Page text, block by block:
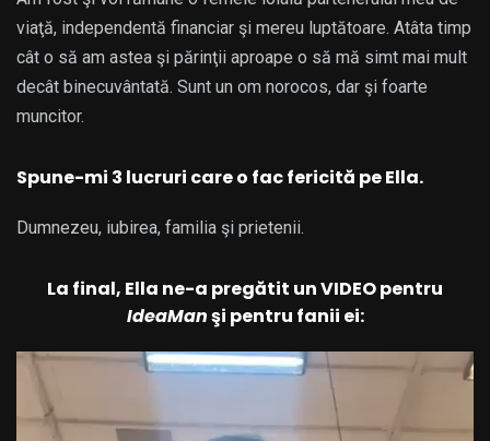
viaţă, independentă financiar şi mereu luptătoare. Atâta timp
cât o să am astea şi părinţii aproape o să mă simt mai mult
decât binecuvântată. Sunt un om norocos, dar şi foarte
muncitor.
Spune-mi 3 lucruri care o fac fericită pe Ella.
Dumnezeu, iubirea, familia şi prietenii.
La final, Ella ne-a pregătit un VIDEO pentru
IdeaManşi pentru fanii ei: